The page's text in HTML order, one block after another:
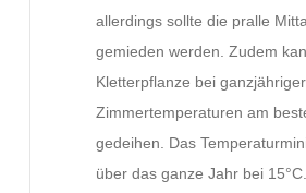
allerdings sollte die pralle
gemieden werden. Zudem
Kletterpflanze bei ganzjähriger
Zimmertemperaturen am
gedeihen. Das
über das ganze Jahr bei